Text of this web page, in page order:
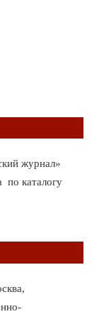
журнал»
по каталогу